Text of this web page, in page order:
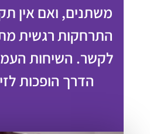
משתנים, ואם אין
התרחקות רגשית
לקשר. השיחות
הדרך הופכות